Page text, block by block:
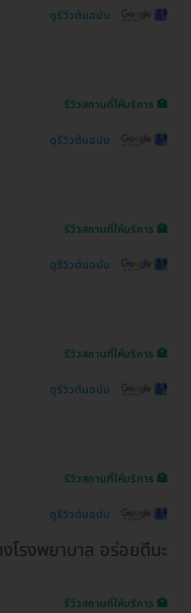
ดูรีวิวต้นฉบับ
รีวิวสถานที่ให้บริการ 🏥
ดูรีวิวต้นฉบับ
รีวิวสถานที่ให้บริการ 🏥
ดูรีวิวต้นฉบับ
รีวิวสถานที่ให้บริการ 🏥
ดูรีวิวต้นฉบับ
รีวิวสถานที่ให้บริการ 🏥
ดูรีวิวต้นฉบับ
โรงพยาบาล อร่อยดีนะ
รีวิวสถานที่ให้บริการ 🏥